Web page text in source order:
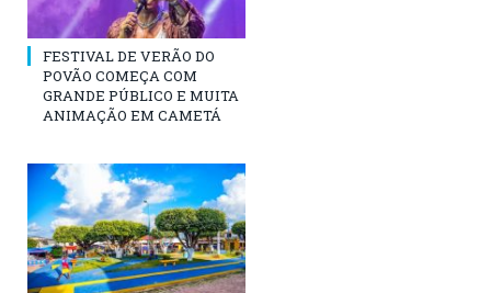
FESTIVAL DE VERÃO DO
POVÃO COMEÇA COM
GRANDE PÚBLICO E MUITA
ANIMAÇÃO EM CAMETÁ